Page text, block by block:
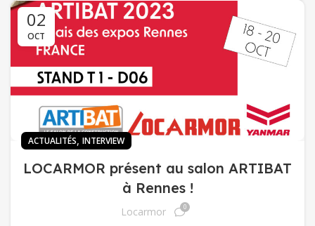
02
OCT
ACTUALITÉS, INTERVIEW
LOCARMOR présent au salon ARTIBAT
à Rennes !
Locarmor 0